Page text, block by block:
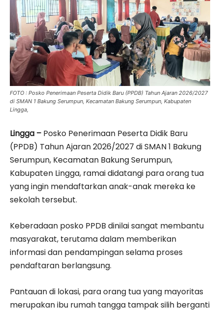
FOTO : Posko Penerimaan Peserta Didik Baru (PPDB) Tahun Ajaran 2026/2027
di SMAN 1 Bakung Serumpun, Kecamatan Bakung Serumpun, Kabupaten
Lingga,
Lingga – Posko Penerimaan Peserta Didik Baru
(PPDB) Tahun Ajaran 2026/2027 di SMAN 1 Bakung
Serumpun, Kecamatan Bakung Serumpun,
Kabupaten Lingga, ramai didatangi para orang tua
yang ingin mendaftarkan anak-anak mereka ke
sekolah tersebut.
Keberadaan posko PPDB dinilai sangat membantu
masyarakat, terutama dalam memberikan
informasi dan pendampingan selama proses
pendaftaran berlangsung.
Pantauan di lokasi, para orang tua yang mayoritas
merupakan ibu rumah tangga tampak silih berganti